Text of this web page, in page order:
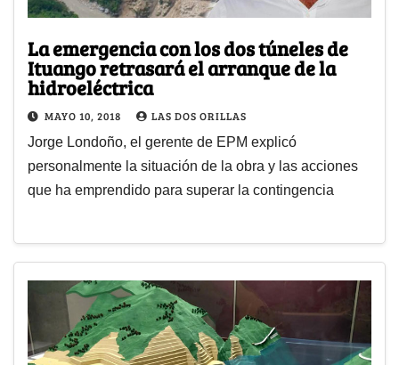
La emergencia con los dos túneles de
Ituango retrasará el arranque de la
hidroeléctrica
MAYO 10, 2018 LAS DOS ORILLAS
Jorge Londoño, el gerente de EPM explicó
personalmente la situación de la obra y las acciones
que ha emprendido para superar la contingencia